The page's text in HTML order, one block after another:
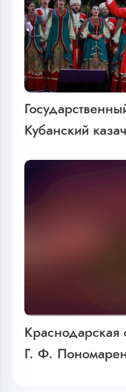
Кубанский
Г. Ф.